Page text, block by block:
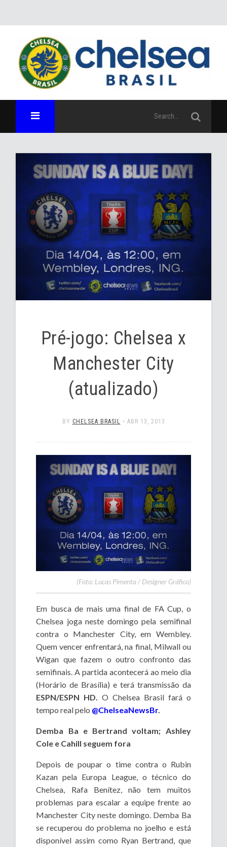
Pré-jogo: Chelsea x
Manchester City
(atualizado)
BY CHELSEA BRASIL • ABR 13, 2013
(Foto: Lucas Pimenta / Designer Gráfico)
Em busca de mais uma final de FA Cup, o
Chelsea joga neste domingo pela semifinal
contra o Manchester City, em Wembley.
Quem vencer enfrentará, na final, Milwall ou
Wigan que fazem o outro confronto das
semifinais. A partida acontecerá ao meio dia
(Horário de Brasília) e terá transmissão da
ESPN/ESPN HD.O Chelsea Brasil fará o
tempo real pelo @ChelseaNewsBr.
Demba Ba e Bertrand voltam; Ashley
Cole e Cahill seguem fora
Depois de poupar o time contra o Rubin
Kazan pela Europa League, o técnico do
Chelsea, Rafa Benítez, não tem muitos
problemas para escalar a equipe frente ao
Manchester City neste domingo. Demba Ba
se recuperou do problema no joelho e está
disponível assim como Ryan Bertrand, que